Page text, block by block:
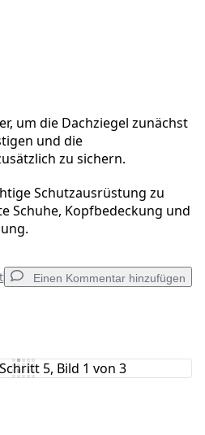
um die Dachziegel zunächst
und die
zu sichern.
Schutzausrüstung zu
Schuhe, Kopfbedeckung und
Einen Kommentar hinzufügen